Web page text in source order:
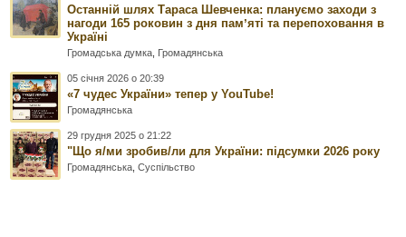
Останній шлях Тараса Шевченка: плануємо заходи з
нагоди 165 роковин з дня памʼяті та перепоховання в
Україні
Громадська думка Громадянська
05 січня 2026 о 20:39
«7 чудес України» тепер у YouTube!
Громадянська
29 грудня 2025 о 21:22
"Що я/ми зробив/ли для України: підсумки 2026 року
Громадянська ,Суспільство